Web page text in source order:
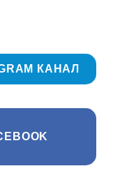
КАНАЛ